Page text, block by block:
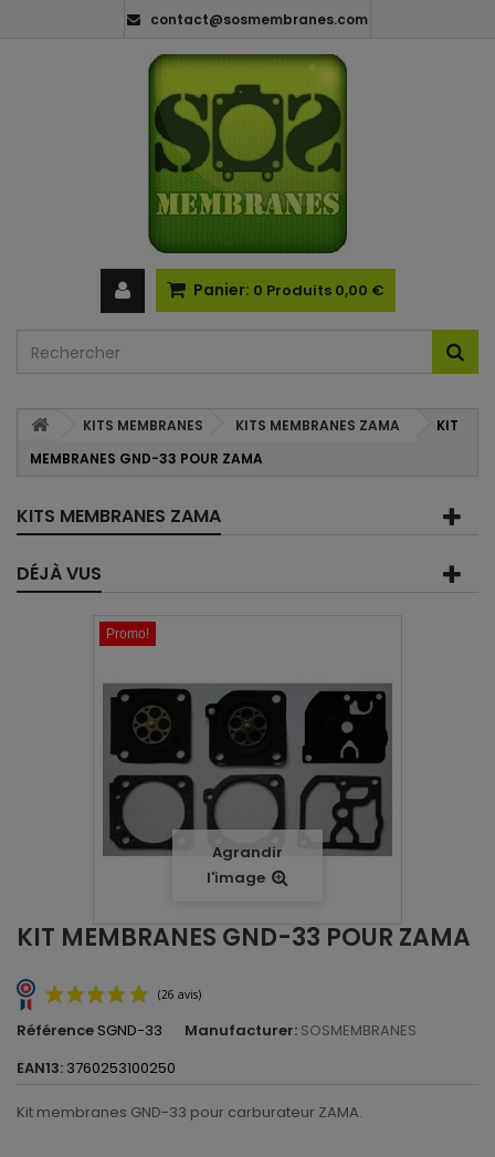
contact@sosmembranes.com
Panier: 0 Produits 0,00 €
KITS MEMBRANES KITS MEMBRANES ZAMA
KIT
MEMBRANES GND-33 POUR ZAMA
KITS MEMBRANES ZAMA
DÉJÀ VUS
Promo!
Agrandir
l'image
KIT MEMBRANES GND-33 POUR ZAMA
Référence SGND-33 Manufacturer: SOSMEMBRANES
EAN13: 3760253100250
Kit membranes GND-33 pour carburateur ZAMA.